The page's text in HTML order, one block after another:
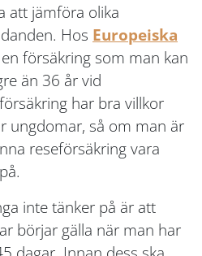
att jämföra olika
Hos Europeiska
försäkring som man kan
än 36 år vid
har bra villkor
ungdomar, så om man är
reseförsäkring vara
inte tänker på är att
börjar gälla när man har